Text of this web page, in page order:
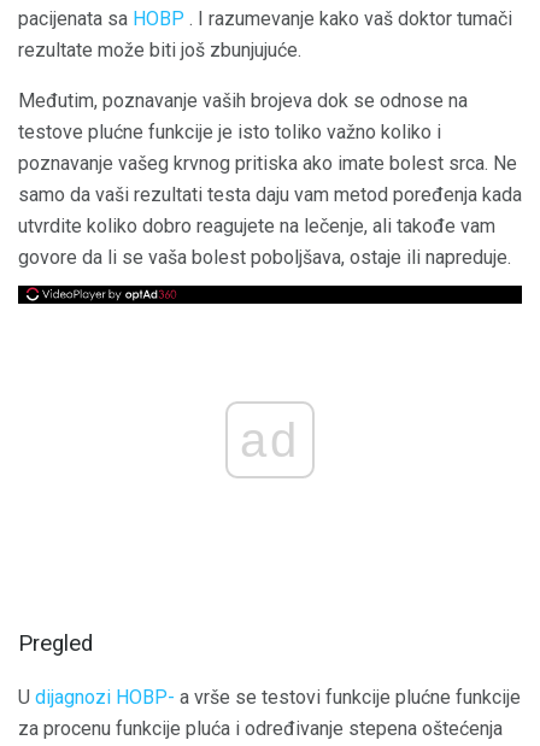
pacijenata sa HOBP . I razumevanje kako vaš doktor tumači
rezultate može biti još zbunjujuće.
Međutim, poznavanje vaših brojeva dok se odnose na
testove plućne funkcije je isto toliko važno koliko i
poznavanje vašeg krvnog pritiska ako imate bolest srca. Ne
samo da vaši rezultati testa daju vam metod poređenja kada
utvrdite koliko dobro reagujete na lečenje, ali takođe vam
govore da li se vaša bolest poboljšava, ostaje ili napreduje.
ad
Pregled
U dijagnozi HOBP- a vrše se testovi funkcije plućne funkcije
za procenu funkcije pluća i određivanje stepena oštećenja